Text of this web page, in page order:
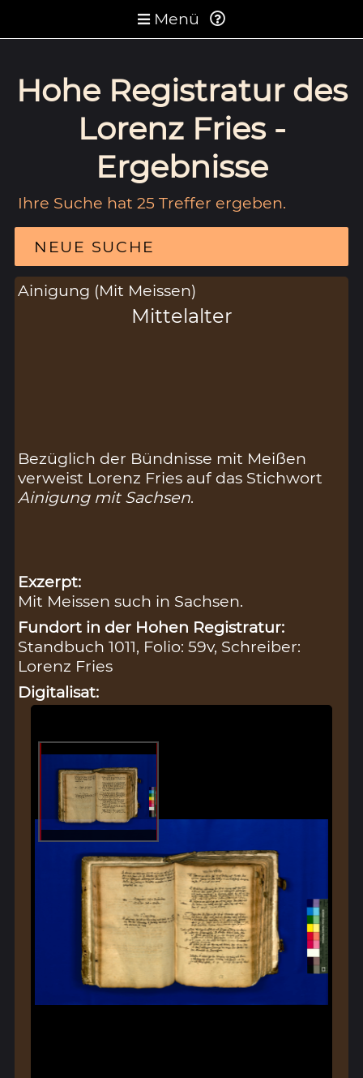
Menü
Hohe Registratur des
Lorenz Fries -
Ergebnisse
Ihre Suche hat 25 Treffer ergeben.
NEUE SUCHE
Ainigung (Mit Meissen)
Mittelalter
Bezüglich der Bündnisse mit Meißen
verweist Lorenz Fries auf das Stichwort
Ainigung mit Sachsen.
Exzerpt:
Mit Meissen such in Sachsen.
Fundort in der Hohen Registratur:
Standbuch 1011, Folio: 59v, Schreiber:
Lorenz Fries
Digitalisat: